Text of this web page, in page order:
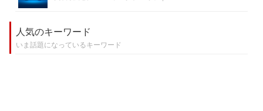
人気のキーワード
いま話題になっているキーワード